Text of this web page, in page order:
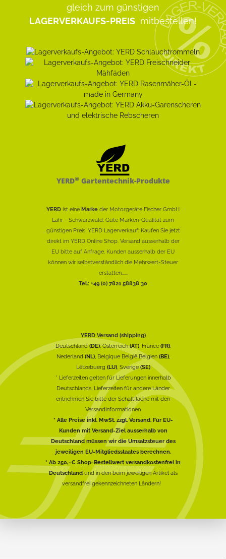
gleich zum günstigen
LAGERVERKAUFS-PREIS mitbestellen!
YERD®Gartentechnik-Produkte
YERD ist eine Marke der Motorgeräte Fischer GmbH
Lahr - Schwarzwald: Gute Marken-Qualität zum
günstigen Preis. YERD Lagerverkauf: Kaufen Sie jetzt
direkt im YERD Online Shop. Versand ausserhalb der
EU bitte auf Anfrage. Kunden ausserhalb der EU
können wir selbstverständlich die Mehrwert-Steuer
erstatten......
Tel.: +49 (0) 7821 58838 30
YERD Versand (shipping)
Deutschland(DE), Österreich(AT), France (FR),
Nederland (NL), Belgique België Belgien (BE),
Lëtzebuerg (LU), Sverige(SE)
* Lieferzeiten gelten für Lieferungen innerhalb
Deutschlands, Lieferzeiten für andere Länder
entnehmen Sie bitte der Schaltfläche mit den
Versandinformationen
* Alle Preise inkl. MwSt. zzgl. Versand. Für EU-
Kunden mit Versand-Ziel ausserhalb von
Deutschland müssen wir die Umsatzsteuer des
jeweiligen EU-Mitgliedsstaates berechnen.
* Ab 250,-€ Shop-Bestellwert versandkostenfrei in
Deutschlandund in den beim jeweiligen Artikel als
versandfrei gekennzeichneten Ländern!